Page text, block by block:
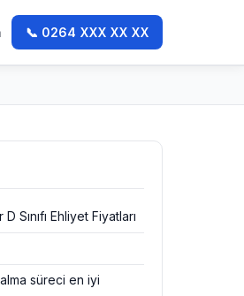
📞 0264 XXX XX XX
Sınıfı Ehliyet Fiyatları
süreci en iyi